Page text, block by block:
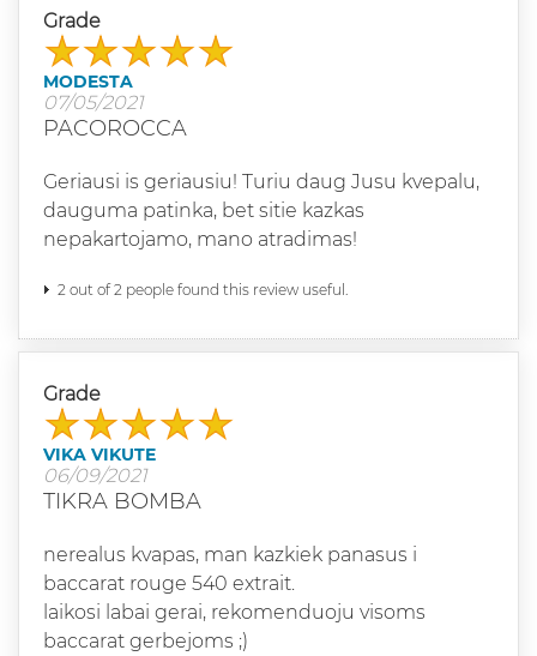
Grade
MODESTA
07/05/2021
PACOROCCA
Geriausi is geriausiu! Turiu daug Jusu kvepalu,
dauguma patinka, bet sitie kazkas
nepakartojamo, mano atradimas!
2 out of 2 people found this review useful.
Grade
VIKA VIKUTE
06/09/2021
TIKRA BOMBA
nerealus kvapas, man kazkiek panasus i
baccarat rouge 540 extrait.
laikosi labai gerai, rekomenduoju visoms
baccarat gerbejoms ;)